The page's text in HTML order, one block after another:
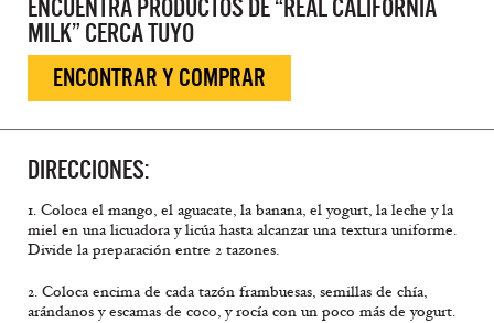
ENCUENTRA PRODUCTOS DE “REAL CALIFORNIA
MILK” CERCA TUYO
ENCONTRAR Y COMPRAR
DIRECCIONES:
1. Coloca el mango, el aguacate, la banana, el yogurt, la leche y la
miel en una licuadora y licúa hasta alcanzar una textura uniforme.
Divide la preparación entre 2 tazones.
2. Coloca encima de cada tazón frambuesas, semillas de chía,
arándanos y escamas de coco, y rocía con un poco más de yogurt.